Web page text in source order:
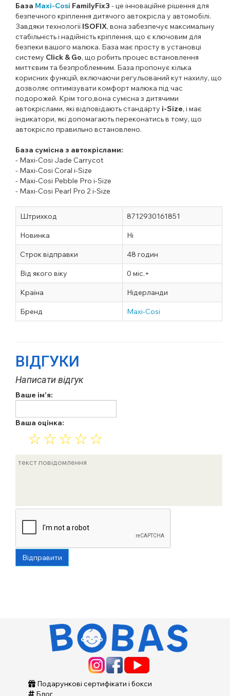
База Maxi-Cosi FamilyFix3 - це інноваційне рішення для
безпечного кріплення дитячого автокрісла у автомобілі.
Завдяки технології ISOFIX, вона забезпечує максимальну
стабільність і надійність кріплення, що є ключовим для
безпеки вашого малюка. База має просту в установці
систему Click & Go, що робить процес встановлення
миттєвим та безпроблемним. База пропонує кілька
корисних функцій, включаючи регульований кут нахилу, що
дозволяє оптимізувати комфорт малюка під час
подорожей. Крім того,вона сумісна з дитячими
автокріслами, які відповідають стандарту i-Size, і має
індикатори, які допомагають переконатись в тому, що
автокрісло правильно встановлено.
База сумісна з автокріслами:
- Maxi-Cosi Jade Carrycot
- Maxi-Cosi Coral i-Size
- Maxi-Cosi Pebble Pro i-Size
- Maxi-Cosi Pearl Pro 2 i-Size
Штрихкод 8712930161851
Новинка Ні
Строк відправки 48 годин
Від якого віку 0 міс.+
Країна Нідерланди
Бренд Maxi-Cosi
ВІДГУКИ
Написати відгук
Ваше ім'я:
Ваша оцінка:
☆
☆
☆
☆
☆
Відправити
Подарункові сертифікати і бокси
Блог